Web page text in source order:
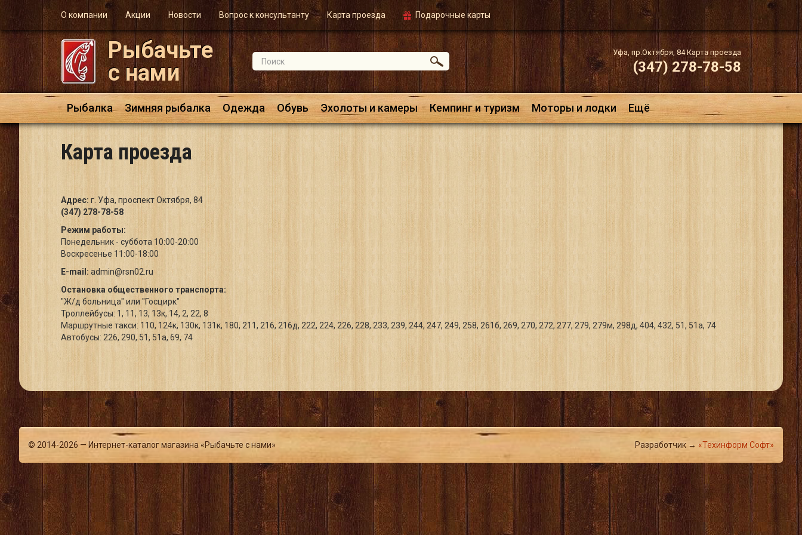
О компании Акции Новости Вопрос к консультанту Карта проезда Подарочные карты
Рыбачьте
с нами
Уфа, пр.Октября, 84Карта проезда
(347) 278-78-58
Рыбалка Зимняя рыбалка Одежда Обувь Эхолоты и камеры Кемпинг и туризм Моторы и лодки Ещё
Карта проезда
Адрес: г. Уфа, проспект Октября, 84
(347) 278-78-58
Режим работы:
Понедельник - суббота 10:00-20:00
Воскресенье 11:00-18:00
E-mail: admin@rsn02.ru
Остановка общественного транспорта:
"Ж/д больница" или "Госцирк"
Троллейбусы: 1, 11, 13, 13к, 14, 2, 22, 8
Маршрутные такси: 110, 124к, 130к, 131к, 180, 211, 216, 216д, 222, 224, 226, 228, 233, 239, 244, 247, 249, 258, 261б, 269, 270, 272, 277, 279, 279м, 298д, 404, 432, 51, 51а, 74
Автобусы: 226, 290, 51, 51а, 69, 74
© 2014-2026 — Интернет-каталог магазина «Рыбачьте с нами» Разработчик → «Техинформ Софт»